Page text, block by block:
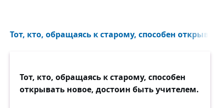
Тот, кто, обращаясь к старому, способен
Тот, кто, обращаясь к старому, способен
открывать новое, достоин быть учителем.